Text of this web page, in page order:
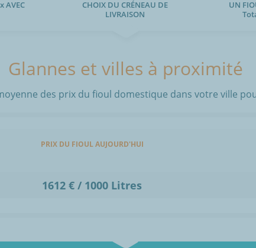
AVEC
CHOIX DU CRÉNEAU DE
LIVRAISON
UN
Glannes et villes à proximité
des prix du fioul domestique dans votre ville
PRIX DU FIOUL AUJOURD'HUI
1612 € / 1000 Litres